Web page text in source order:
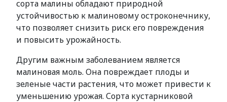
сорта малины обладают природной
устойчивостью к малиновому остроконечнику,
что позволяет снизить риск его повреждения
и повысить урожайность.
Другим важным заболеванием является
малиновая моль. Она повреждает плоды и
зеленые части растения, что может привести к
уменьшению урожая. Сорта кустарниковой